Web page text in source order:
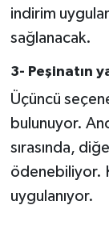
indirim
sağlanacak.
3- Peşinatın
Üçüncü
bulunuyor.
sırasında,
ödenebiliyor.
uygulanıyor.